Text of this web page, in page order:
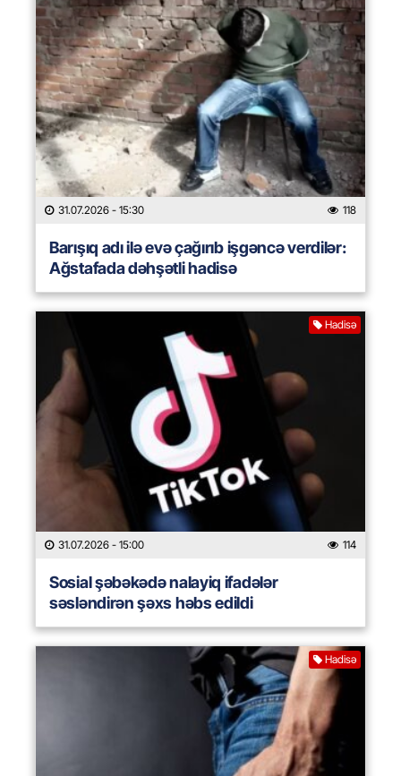
31.07.2026 - 15:30 118
Barışıq adı ilə evə çağırıb işgəncə verdilər:
Ağstafada dəhşətli hadisə
Hadisə
31.07.2026 - 15:00 114
Sosial şəbəkədə nalayiq ifadələr
səsləndirən şəxs həbs edildi
Hadisə